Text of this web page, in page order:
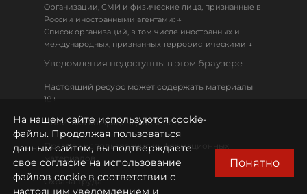
Организации, СМИ и физические лица, признанные в
России иностранными агентами: ↓
Список организаций, в том числе иностранных и
международных, признанных террористическими ↓
Уведомления недоступны в этом браузере
Настоящий ресурс может содержать материалы
18+
Политика конфиденциальности
Правила использования информационных
материалов
Охрана труда
На нашем сайте используются cookie-
файлы. Продолжая пользоваться
данным сайтом, вы подтверждаете
свое согласие на использование
файлов cookie в соответствии с
настоящим уведомлением и
Понятно